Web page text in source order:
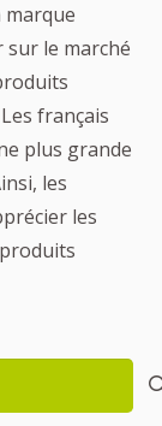
marque
sur le marché
français
plus grande
les
les